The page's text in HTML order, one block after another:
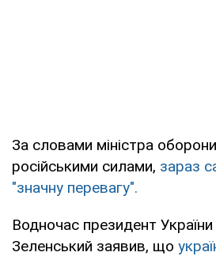
За словами міністра
російськими силами, зараз
"значну перевагу".
Водночас президент
Зеленський заявив, що